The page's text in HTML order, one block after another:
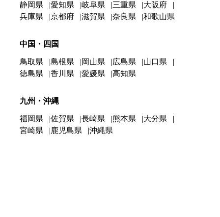
静岡県 愛知県 岐阜県 三重県
大阪府
兵庫県
京都府 滋賀県 奈良県 和歌山県
中国・四国
鳥取県 島根県 岡山県 広島県
山口県
徳島県
香川県 愛媛県 高知県
九州・沖縄
福岡県 佐賀県 長崎県 熊本県
大分県
宮崎県
鹿児島県 沖縄県